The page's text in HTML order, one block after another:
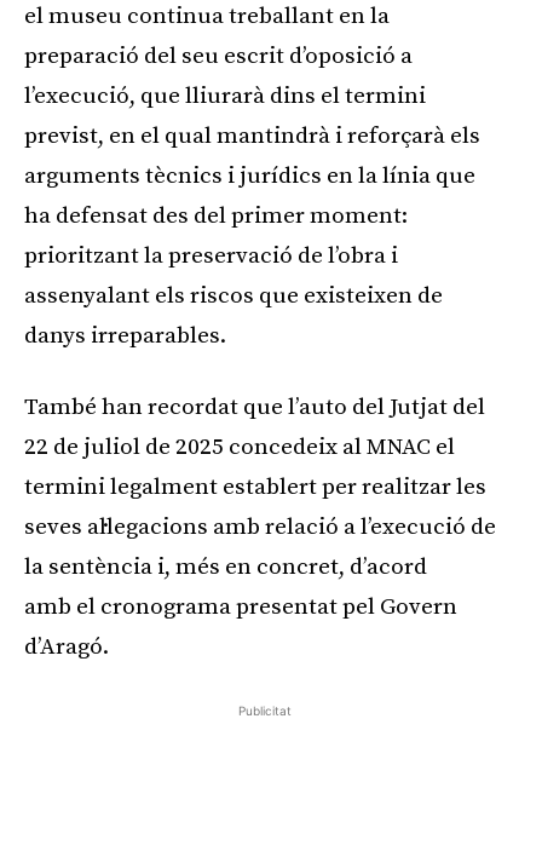
el museu continua treballant en la
preparació del seu escrit d’oposició a
l’execució, que lliurarà dins el termini
previst, en el qual mantindrà i reforçarà els
arguments tècnics i jurídics en la línia que
ha defensat des del primer moment:
prioritzant la preservació de l’obra i
assenyalant els riscos que existeixen de
danys irreparables.
També han recordat que l’auto del Jutjat del
22 de juliol de 2025 concedeix al MNAC el
termini legalment establert per realitzar les
seves al·legacions amb relació a l’execució de
la sentència i, més en concret, d’acord
amb el cronograma presentat pel Govern
d’Aragó.
Publicitat